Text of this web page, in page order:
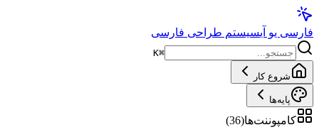
فارسی یو آیسیستم طراحی فارسی
⌘
K
شروع کار
پایه‌ها
کامپوننت‌ها(
36
)